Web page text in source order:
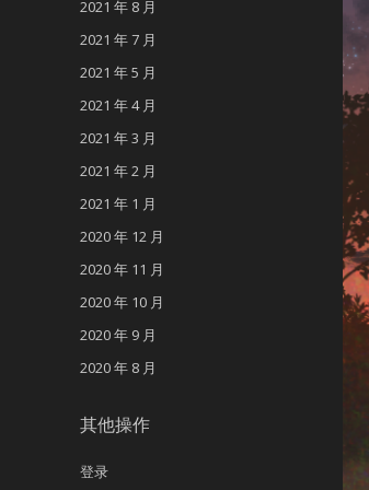
2021 年 8 月
2021 年 7 月
2021 年 5 月
2021 年 4 月
2021 年 3 月
2021 年 2 月
2021 年 1 月
2020 年 12 月
2020 年 11 月
2020 年 10 月
2020 年 9 月
2020 年 8 月
其他操作
登录